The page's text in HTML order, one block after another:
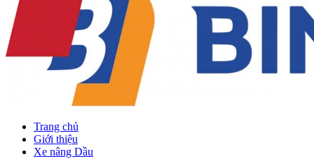
Trang chủ
Giới thiệu
Xe nâng Dầu